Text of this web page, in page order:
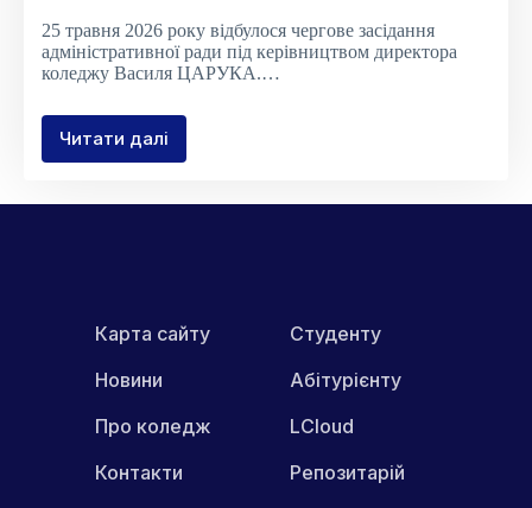
25 травня 2026 року відбулося чергове засідання
адміністративної ради під керівництвом директора
коледжу Василя ЦАРУКА.…
Читати далі
Засідання
адміністративної
Карта сайту
Новини
Про коледж
Контакти
Студенту
Абітурієнту
LCloud
Репозитарій